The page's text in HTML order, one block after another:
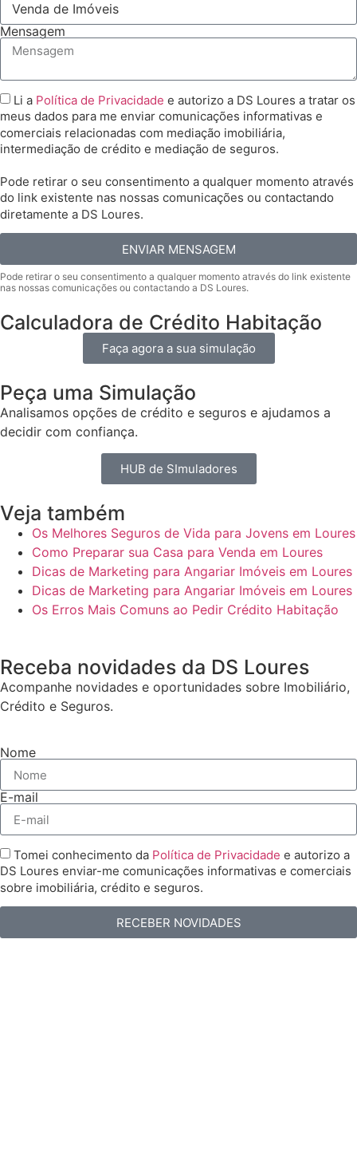
Mensagem
Li a Política de Privacidade e autorizo a DS Loures a tratar os
meus dados para me enviar comunicações informativas e
comerciais relacionadas com mediação imobiliária,
intermediação de crédito e mediação de seguros.
Pode retirar o seu consentimento a qualquer momento através
do link existente nas nossas comunicações ou contactando
diretamente a DS Loures.
ENVIAR MENSAGEM
Calculadora de Crédito Habitação
Faça agora a sua simulação
Peça uma Simulação
Analisamos opções de crédito e seguros e ajudamos a
decidir com confiança.
HUB de SImuladores
Veja também
Os Melhores Seguros de Vida para Jovens em Loures
Como Preparar sua Casa para Venda em Loures
Dicas de Marketing para Angariar Imóveis em Loures
Dicas de Marketing para Angariar Imóveis em Loures
Os Erros Mais Comuns ao Pedir Crédito Habitação
Receba novidades da DS Loures
Acompanhe novidades e oportunidades sobre Imobiliário,
Crédito e Seguros.
Nome
E-mail
Tomei conhecimento da Política de Privacidade e autorizo a
DS Loures enviar-me comunicações informativas e comerciais
sobre imobiliária, crédito e seguros.
RECEBER NOVIDADES